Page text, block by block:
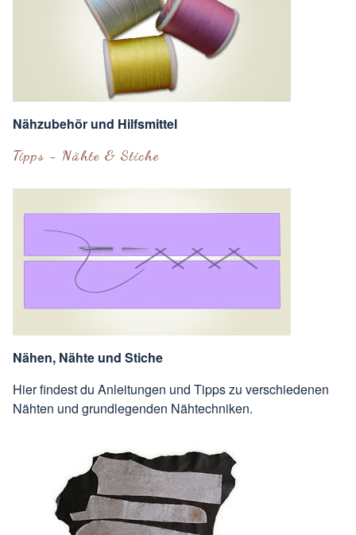
Nähzubehör und Hilfsmittel
Tipps - Nähte & Stiche
Nähen, Nähte und Stiche
Hier findest du Anleitungen und Tipps zu verschiedenen
Nähten und grundlegenden Nähtechniken.